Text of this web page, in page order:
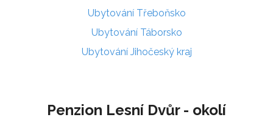
Ubytování Třeboňsko
Ubytování Táborsko
Ubytování Jihočeský kraj
Penzion Lesní Dvůr - okolí